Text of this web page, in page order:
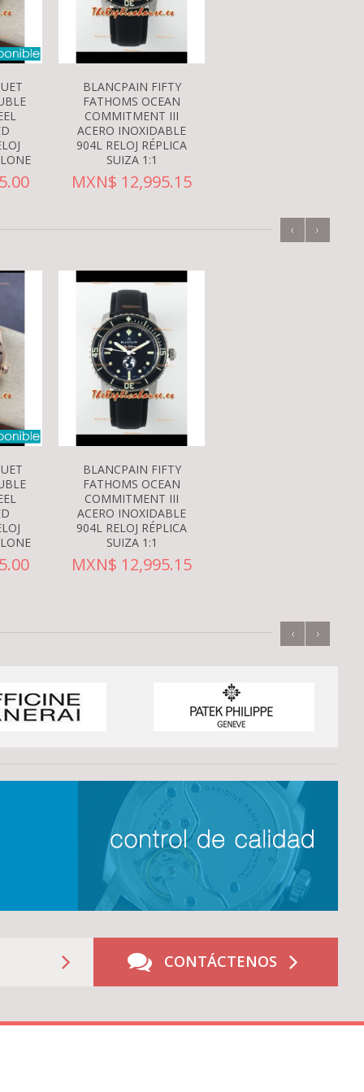
BLANCPAIN FIFTY
FATHOMS OCEAN
COMMITMENT III
ACERO INOXIDABLE
904L RELOJ RÉPLICA
SUIZA 1:1
MXN$ 12,995.15
BLANCPAIN FIFTY
FATHOMS OCEAN
COMMITMENT III
ACERO INOXIDABLE
904L RELOJ RÉPLICA
SUIZA 1:1
MXN$ 12,995.15
‹ ›
‹ ›
CONTÁCTENOS